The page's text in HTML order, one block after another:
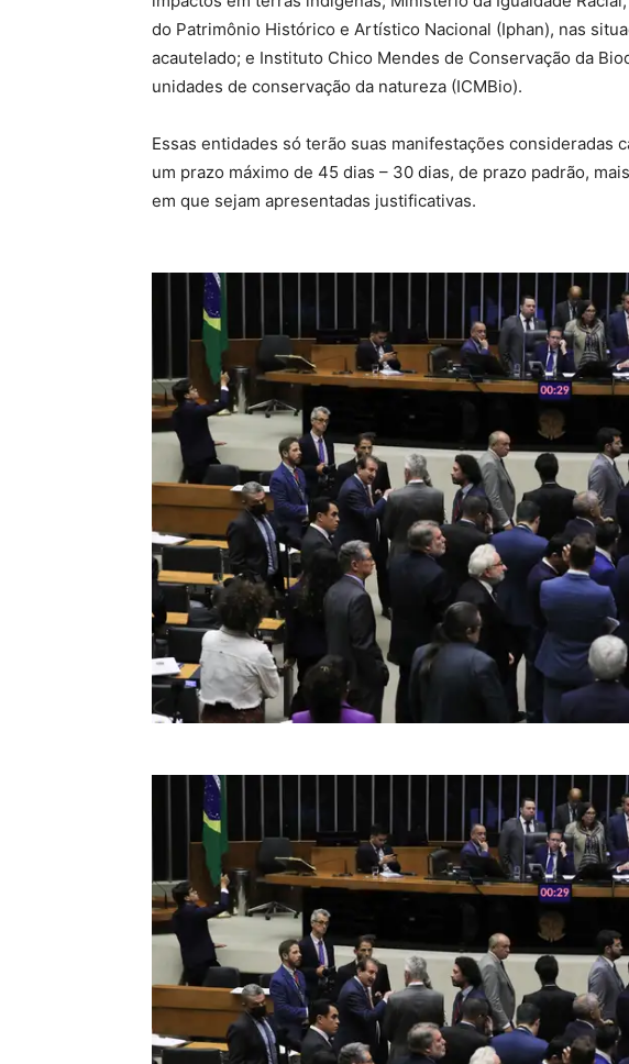
do Patrimônio Histórico e Artístico Nacional (Iphan), nas
acautelado; e Instituto Chico Mendes de Conservação da
unidades de conservação da natureza (ICMBio).
Essas entidades só terão suas manifestações consideradas
um prazo máximo de 45 dias – 30 dias, de prazo padrão,
em que sejam apresentadas justificativas.